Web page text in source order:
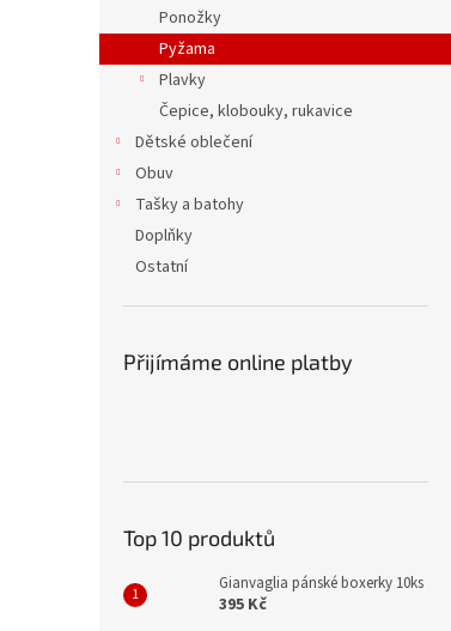
Ponožky
Pyžama
Plavky
Čepice, klobouky, rukavice
Dětské oblečení
Obuv
Tašky a batohy
Doplňky
Ostatní
Přijímáme online platby
Top 10 produktů
Gianvaglia pánské boxerky 10ks
395 Kč